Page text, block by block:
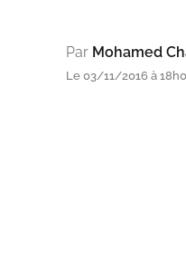
Par Mohamed
Le 03/11/2016 à